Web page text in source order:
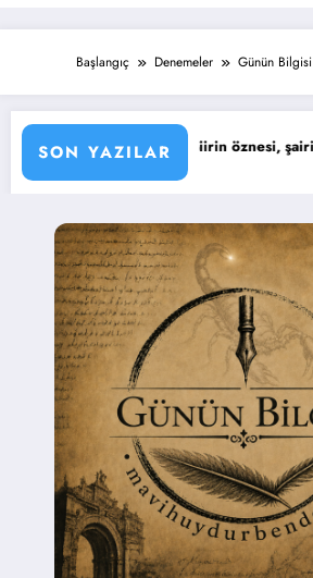
Başlangıç Denemeler Günün Bilgisi
SON YAZILAR
Sözü : Şiirin öznesi, şairin katilidir…